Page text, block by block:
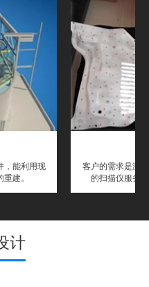
，能利用现
建。
客户的需求是测
的扫描仪服务
计